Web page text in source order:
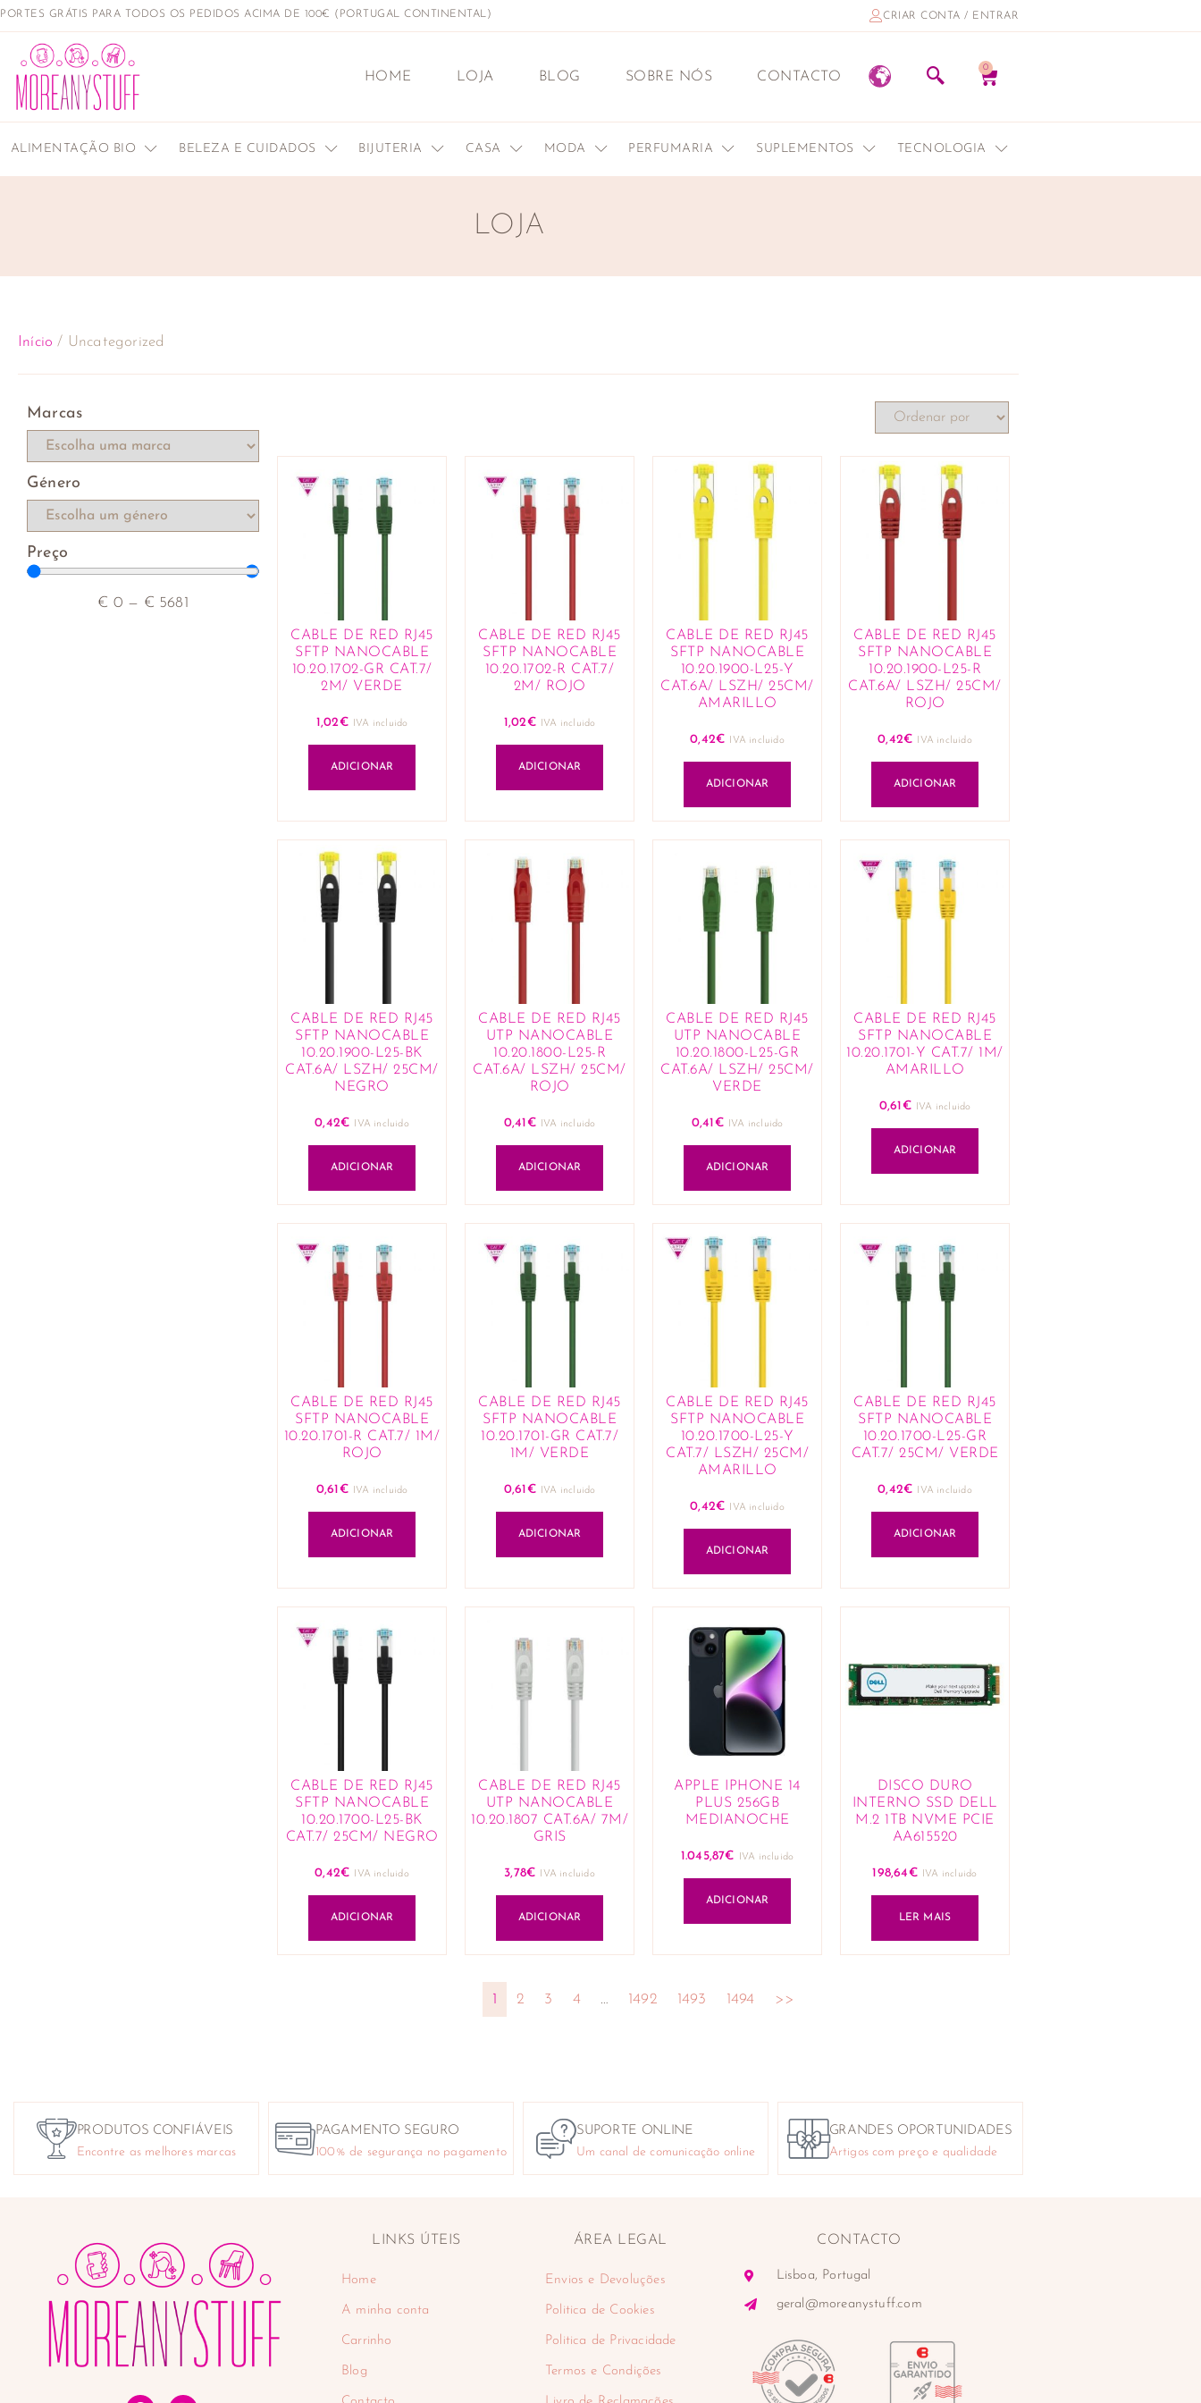
PORTES GRÁTIS PARA TODOS OS PEDIDOS ACIMA DE 100€ (PORTUGAL CONTINENTAL) CRIAR CONTA / ENTRAR
HOME LOJA BLOG SOBRE NÓS CONTACTO
0
ALIMENTAÇÃO BIO BELEZA E CUIDADOS BIJUTERIA CASA MODA PERFUMARIA SUPLEMENTOS TECNOLOGIA
LOJA
Início / Uncategorized
Marcas
Género
Preço
€ 0 — € 5681
CABLE DE RED RJ45
SFTP NANOCABLE
10.20.1702-GR CAT.7/
2M/ VERDE
1,02€ IVA incluido
ADICIONAR
CABLE DE RED RJ45
SFTP NANOCABLE
10.20.1702-R CAT.7/
2M/ ROJO
1,02€ IVA incluido
ADICIONAR
CABLE DE RED RJ45
SFTP NANOCABLE
10.20.1900-L25-Y
CAT.6A/ LSZH/ 25CM/
AMARILLO
0,42€ IVA incluido
ADICIONAR
CABLE DE RED RJ45
SFTP NANOCABLE
10.20.1900-L25-R
CAT.6A/ LSZH/ 25CM/
ROJO
0,42€ IVA incluido
ADICIONAR
CABLE DE RED RJ45
SFTP NANOCABLE
10.20.1900-L25-BK
CAT.6A/ LSZH/ 25CM/
NEGRO
0,42€ IVA incluido
ADICIONAR
CABLE DE RED RJ45
UTP NANOCABLE
10.20.1800-L25-R
CAT.6A/ LSZH/ 25CM/
ROJO
0,41€ IVA incluido
ADICIONAR
CABLE DE RED RJ45
UTP NANOCABLE
10.20.1800-L25-GR
CAT.6A/ LSZH/ 25CM/
VERDE
0,41€ IVA incluido
ADICIONAR
CABLE DE RED RJ45
SFTP NANOCABLE
10.20.1701-Y CAT.7/ 1M/
AMARILLO
0,61€ IVA incluido
ADICIONAR
CABLE DE RED RJ45
SFTP NANOCABLE
10.20.1701-R CAT.7/ 1M/
ROJO
0,61€ IVA incluido
ADICIONAR
CABLE DE RED RJ45
SFTP NANOCABLE
10.20.1701-GR CAT.7/
1M/ VERDE
0,61€ IVA incluido
ADICIONAR
CABLE DE RED RJ45
SFTP NANOCABLE
10.20.1700-L25-Y
CAT.7/ LSZH/ 25CM/
AMARILLO
0,42€ IVA incluido
ADICIONAR
CABLE DE RED RJ45
SFTP NANOCABLE
10.20.1700-L25-GR
CAT.7/ 25CM/ VERDE
0,42€ IVA incluido
ADICIONAR
CABLE DE RED RJ45
SFTP NANOCABLE
10.20.1700-L25-BK
CAT.7/ 25CM/ NEGRO
0,42€ IVA incluido
ADICIONAR
CABLE DE RED RJ45
UTP NANOCABLE
10.20.1807 CAT.6A/ 7M/
GRIS
3,78€ IVA incluido
ADICIONAR
APPLE IPHONE 14
PLUS 256GB
MEDIANOCHE
1.045,87€ IVA incluido
ADICIONAR
DISCO DURO
INTERNO SSD DELL
M.2 1TB NVME PCIE
AA615520
198,64€ IVA incluido
LER MAIS
1 2 3 4 … 1492 1493 1494 >>
PRODUTOS CONFIÁVEIS
Encontre as melhores marcas
PAGAMENTO SEGURO
100% de segurança no pagamento
SUPORTE ONLINE
Um canal de comunicação online
GRANDES OPORTUNIDADES
Artigos com preço e qualidade
LINKS ÚTEIS
Home
A minha conta
Carrinho
Blog
ÁREA LEGAL
Envios e Devoluções
Politica de Cookies
Politica de Privacidade
Termos e Condições
CONTACTO
Lisboa, Portugal
geral@moreanystuff.com